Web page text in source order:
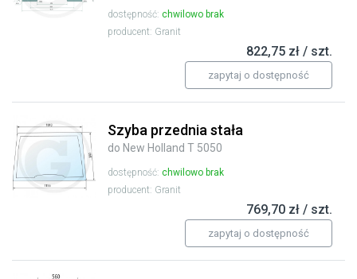
dostępność: chwilowo brak
producent: Granit
822,75 zł / szt.
zapytaj o dostępność
Szyba przednia stała
do New Holland T 5050
dostępność: chwilowo brak
producent: Granit
769,70 zł / szt.
zapytaj o dostępność